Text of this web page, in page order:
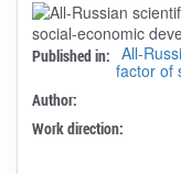
Published in: All-
factor of
Author:
Work direction: